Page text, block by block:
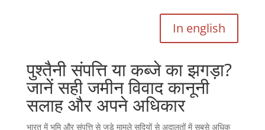
In english
पुश्तैनी संपत्ति या कब्जे का झगड़ा?
जानें सही जमीन विवाद कानूनी
सलाह और अपने अधिकार
भारत में भूमि और संपत्ति से जुड़े मामले सदियों से अदालतों में सबसे अधिक